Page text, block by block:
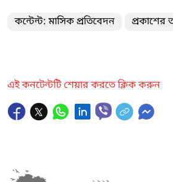
কন্টেন্ট: মাসিক প্রতিবেদন প্রকাশের
এই কনটেন্টটি শেয়ার করতে ক্লিক করুন